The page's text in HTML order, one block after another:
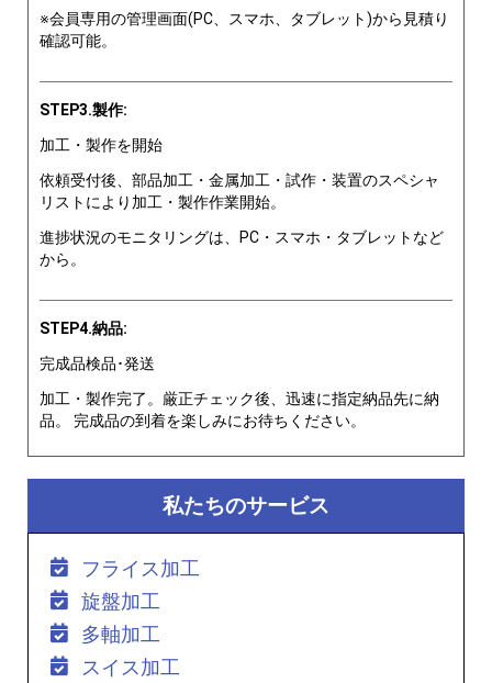
※会員専用の管理画面(PC、スマホ、タブレット)から見積り
確認可能。
STEP3.製作:
加工・製作を開始
依頼受付後、部品加工・金属加工・試作・装置のスペシャ
リストにより加工・製作作業開始。
進捗状況のモニタリングは、PC・スマホ・タブレットなど
から。
STEP4.納品:
完成品検品･発送
加工・製作完了。厳正チェック後、迅速に指定納品先に納
品。 完成品の到着を楽しみにお待ちください。
私たちのサービス
フライス加工
旋盤加工
多軸加工
スイス加工